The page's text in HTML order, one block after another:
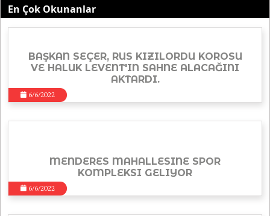
En Çok Okunanlar
BAŞKAN SEÇER, RUS KIZILORDU KOROSU
VE HALUK LEVENT'IN SAHNE ALACAĞINI
AKTARDI.
6/6/2022
MENDERES MAHALLESINE SPOR
KOMPLEKSI GELIYOR
6/6/2022